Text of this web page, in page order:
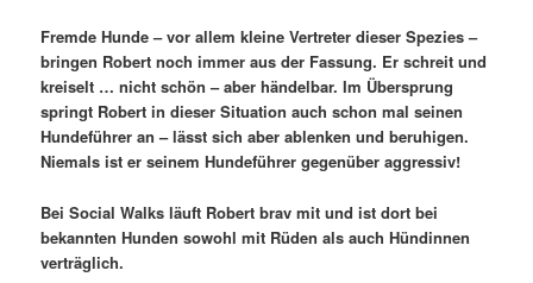
Fremde Hunde – vor allem kleine Vertreter dieser Spezies –
bringen Robert noch immer aus der Fassung. Er schreit und
kreiselt … nicht schön – aber händelbar. Im Übersprung
springt Robert in dieser Situation auch schon mal seinen
Hundeführer an – lässt sich aber ablenken und beruhigen.
Niemals ist er seinem Hundeführer gegenüber aggressiv!
Bei Social Walks läuft Robert brav mit und ist dort bei
bekannten Hunden sowohl mit Rüden als auch Hündinnen
verträglich.